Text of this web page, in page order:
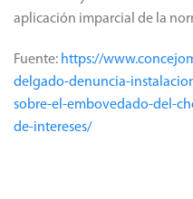
aplicación imparcial de la
Fuente: https://
delgado-denuncia-
sobre-el-embovedado-del-
de-intereses/